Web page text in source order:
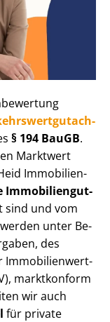
§ 194 BauGB.
Marktwert
Im­mo­bi­li­en­
Im­mo­bi­li­en­gut­
sind und vom
unter Be­
des
Im­mo­bi­li­en­wert­
marktkonform
wir auch
für private